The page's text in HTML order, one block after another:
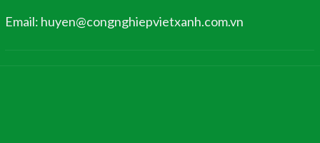
Email: huyen@congnghiepvietxanh.com.vn